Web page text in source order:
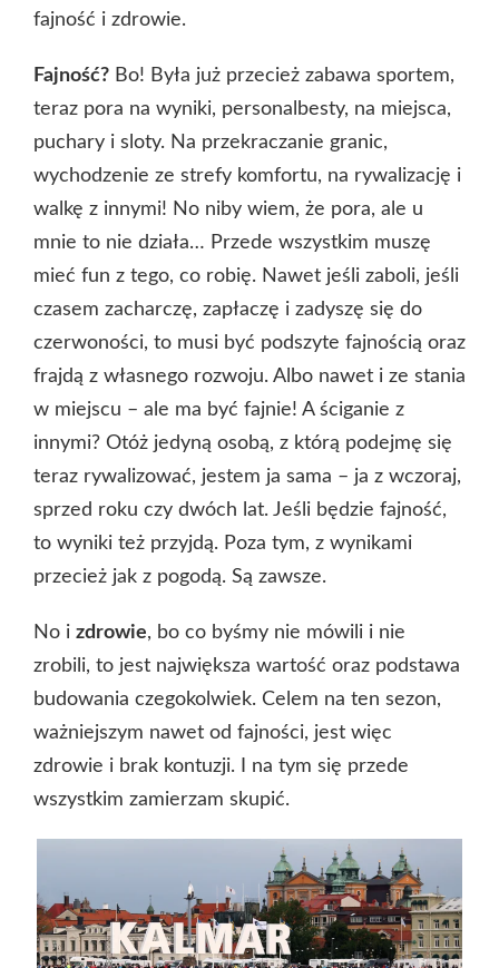
fajność i zdrowie.
Fajność? Bo! Była już przecież zabawa sportem,
teraz pora na wyniki, personalbesty, na miejsca,
puchary i sloty. Na przekraczanie granic,
wychodzenie ze strefy komfortu, na rywalizację i
walkę z innymi! No niby wiem, że pora, ale u
mnie to nie działa… Przede wszystkim muszę
mieć fun z tego, co robię. Nawet jeśli zaboli, jeśli
czasem zacharczę, zapłaczę i zadyszę się do
czerwoności, to musi być podszyte fajnością oraz
frajdą z własnego rozwoju. Albo nawet i ze stania
w miejscu – ale ma być fajnie! A ściganie z
innymi? Otóż jedyną osobą, z którą podejmę się
teraz rywalizować, jestem ja sama – ja z wczoraj,
sprzed roku czy dwóch lat. Jeśli będzie fajność,
to wyniki też przyjdą. Poza tym, z wynikami
przecież jak z pogodą. Są zawsze.
No i zdrowie, bo co byśmy nie mówili i nie
zrobili, to jest największa wartość oraz podstawa
budowania czegokolwiek. Celem na ten sezon,
ważniejszym nawet od fajności, jest więc
zdrowie i brak kontuzji. I na tym się przede
wszystkim zamierzam skupić.